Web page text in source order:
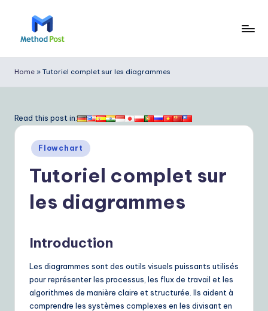
e
o
P
Home » Tutoriel complet sur les diagrammes
Read this post in:
Posted
in
Flowchart
Tutoriel complet sur
les diagrammes
Introduction
Les diagrammes sont des outils visuels puissants utilisés
pour représenter les processus, les flux de travail et les
algorithmes de manière claire et structurée. Ils aident à
comprendre les systèmes complexes en les divisant en